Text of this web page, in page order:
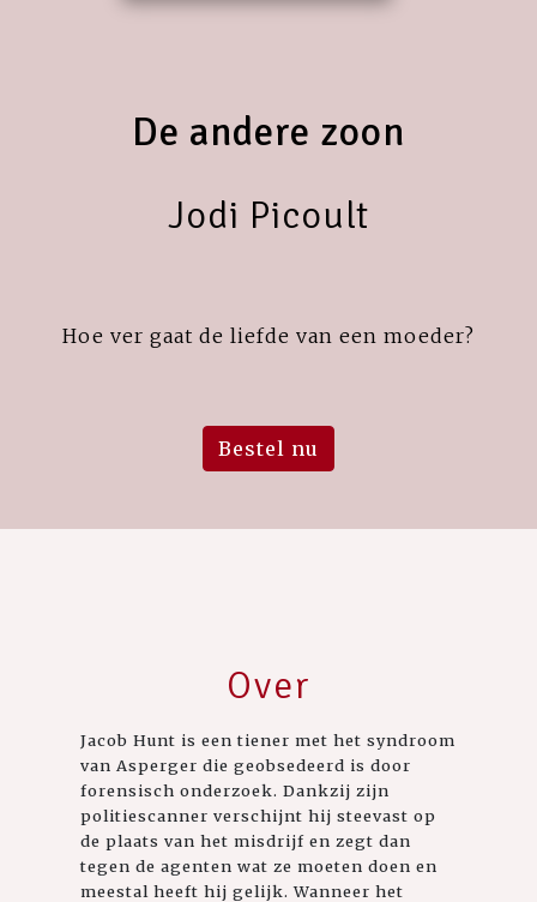
De andere zoon
Jodi Picoult
Hoe ver gaat de liefde van een moeder?
Bestel nu
Over
Jacob Hunt is een tiener met het syndroom
van Asperger die geobsedeerd is door
forensisch onderzoek. Dankzij zijn
politiescanner verschijnt hij steevast op
de plaats van het misdrijf en zegt dan
tegen de agenten wat ze moeten doen en
meestal heeft hij gelijk. Wanneer het